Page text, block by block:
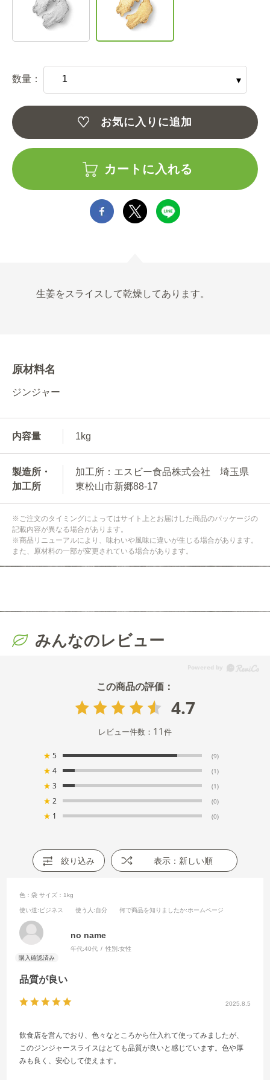
数量：
お気に入りに追加
カートに入れる
生姜をスライスして乾燥してあります。
原材料名
ジンジャー
内容量 1kg
製造所・
加工所
加工所：エスビー食品株式会社 埼玉県
東松山市新郷88-17
※ご注文のタイミングによってはサイト上とお届けした商品のパッケージの
記載内容が異なる場合があります。
※商品リニューアルにより、味わいや風味に違いが生じる場合があります。
また、原材料の一部が変更されている場合があります。
みんなのレビュー
4.7
レビュー件数： 11件
★ 5 (9)
★ 4 (1)
★ 3 (1)
★ 2 (0)
★ 1 (0)
絞り込み 表示：新しい順
2025.8.5
品質が良い
色：袋 サイズ：1kg
使い道:ビジネス 使う人 :自分 何で商品を知りましたか:ホームページ
no name
年代:40代 性別:女性
飲食店を営んでおり、色々なところから仕入れて使ってみましたが、
このジンジャースライスはとても品質が良いと感じています。色や厚
みも良く、安心して使えます。